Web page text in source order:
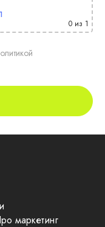
0 из 1
маркетинг